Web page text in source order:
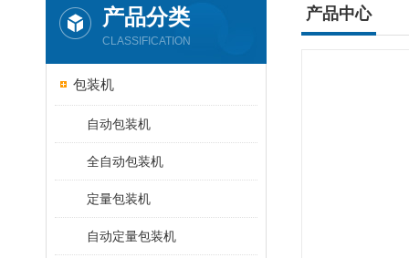
产品分类
CLASSIFICATION
包装机
自动包装机
全自动包装机
定量包装机
自动定量包装机
产品中心